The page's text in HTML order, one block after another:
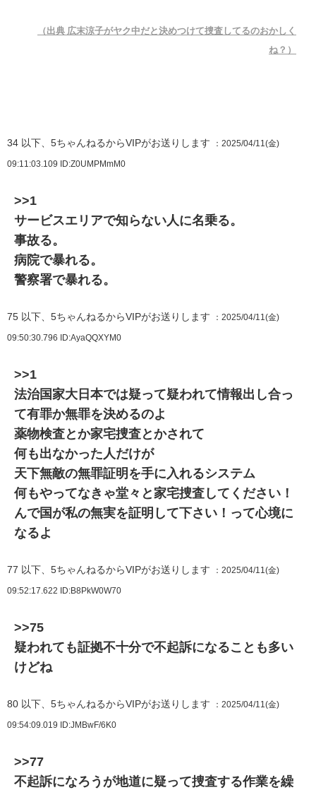
（出典 広末涼子がヤク中だと決めつけて捜査してるのおかしく
ね？）
34 以下、5ちゃんねるからVIPがお送りします ：2025/04/11(金)
09:11:03.109 ID:Z0UMPMmM0
>>1
サービスエリアで知らない人に名乗る。
事故る。
病院で暴れる。
警察署で暴れる。
75 以下、5ちゃんねるからVIPがお送りします ：2025/04/11(金)
09:50:30.796 ID:AyaQQXYM0
>>1
法治国家大日本では疑って疑われて情報出し合っ
て有罪か無罪を決めるのよ
薬物検査とか家宅捜査とかされて
何も出なかった人だけが
天下無敵の無罪証明を手に入れるシステム
何もやってなきゃ堂々と家宅捜査してください！
んで国が私の無実を証明して下さい！って心境に
なるよ
77 以下、5ちゃんねるからVIPがお送りします ：2025/04/11(金)
09:52:17.622 ID:B8PkW0W70
>>75
疑われても証拠不十分で不起訴になることも多い
けどね
80 以下、5ちゃんねるからVIPがお送りします ：2025/04/11(金)
09:54:09.019 ID:JMBwF/6K0
>>77
不起訴になろうが地道に疑って捜査する作業を繰